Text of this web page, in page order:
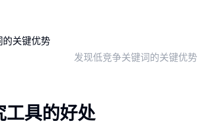
发现低竞争关键词的关键优势
工具的好处